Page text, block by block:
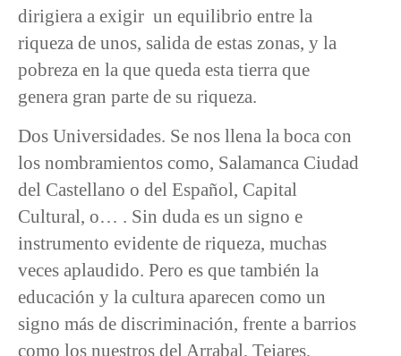
dirigiera a exigir un equilibrio entre la
riqueza de unos, salida de estas zonas, y la
pobreza en la que queda esta tierra que
genera gran parte de su riqueza.
Dos Universidades. Se nos llena la boca con
los nombramientos como, Salamanca Ciudad
del Castellano o del Español, Capital
Cultural, o… . Sin duda es un signo e
instrumento evidente de riqueza, muchas
veces aplaudido. Pero es que también la
educación y la cultura aparecen como un
signo más de discriminación, frente a barrios
como los nuestros del Arrabal, Tejares,